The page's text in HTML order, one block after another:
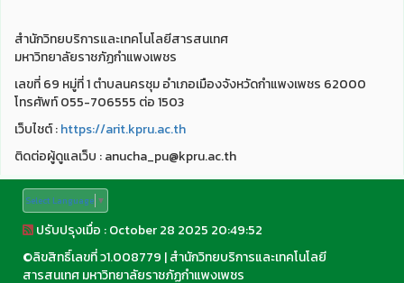
สำนักวิทยบริการและเทคโนโลยีสารสนเทศ
มหาวิทยาลัยราชภัฏกำแพงเพชร
เลขที่ 69 หมู่ที่ 1 ตำบลนครชุม อำเภอเมืองจังหวัดกำแพงเพชร 62000
โทรศัพท์ 055-706555 ต่อ 1503
เว็บไชต์ :https://arit.kpru.ac.th
ติดต่อผู้ดูแลเว็บ : anucha_pu@kpru.ac.th
Select Language ▼
ปรับปรุงเมื่อ : October 28 2025 20:49:52
©ลิขสิทธิ์เลขที่ ว1.008779 |สำนักวิทยบริการและเทคโนโลยี
สารสนเทศ มหาวิทยาลัยราชภัฏกำแพงเพชร